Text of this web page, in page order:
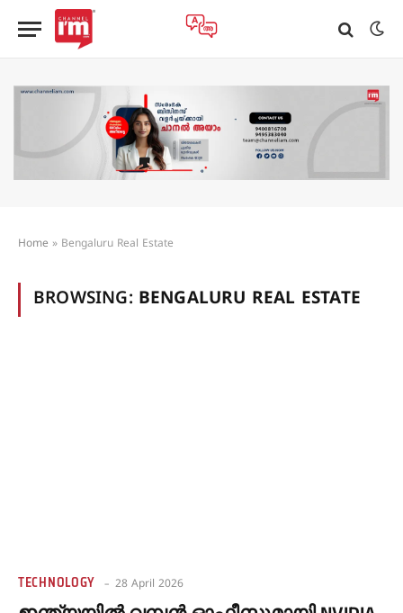
Home » Bengaluru Real Estate
BROWSING: BENGALURU REAL ESTATE
TECHNOLOGY 28 April 2026